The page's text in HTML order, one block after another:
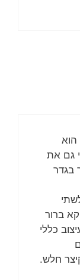
אבל הוא
גם את
בגדר
ברור
כללי
חלש.